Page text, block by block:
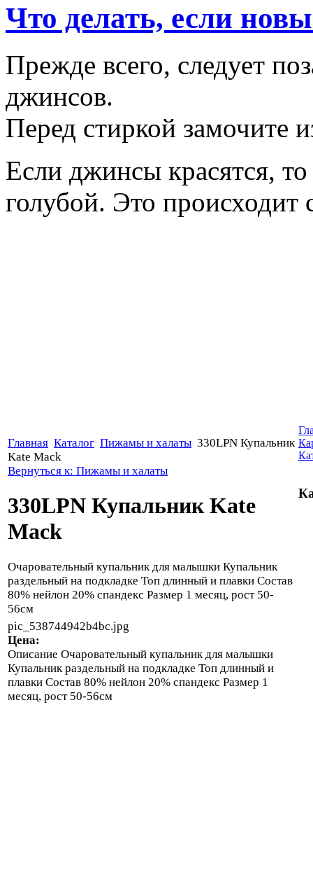
Что делать, если
Прежде всего, следует
джинсов.
Перед стиркой замочите
Если джинсы красятся,
голубой. Это происходит
Главная Каталог Пижамы и халаты 330LPN Купальник
Kate Mack
Вернуться к: Пижамы и халаты
330LPN Купальник Kate
Mack
Очаровательный купальник для малышки Купальник
раздельный на подкладке Топ длинный и плавки Состав
80% нейлон 20% спандекс Размер 1 месяц, рост 50-
56см
pic_538744942b4bc.jpg
Цена:
Описание Очаровательный купальник для малышки
Купальник раздельный на подкладке Топ длинный и
плавки Состав 80% нейлон 20% спандекс Размер 1
месяц, рост 50-56см